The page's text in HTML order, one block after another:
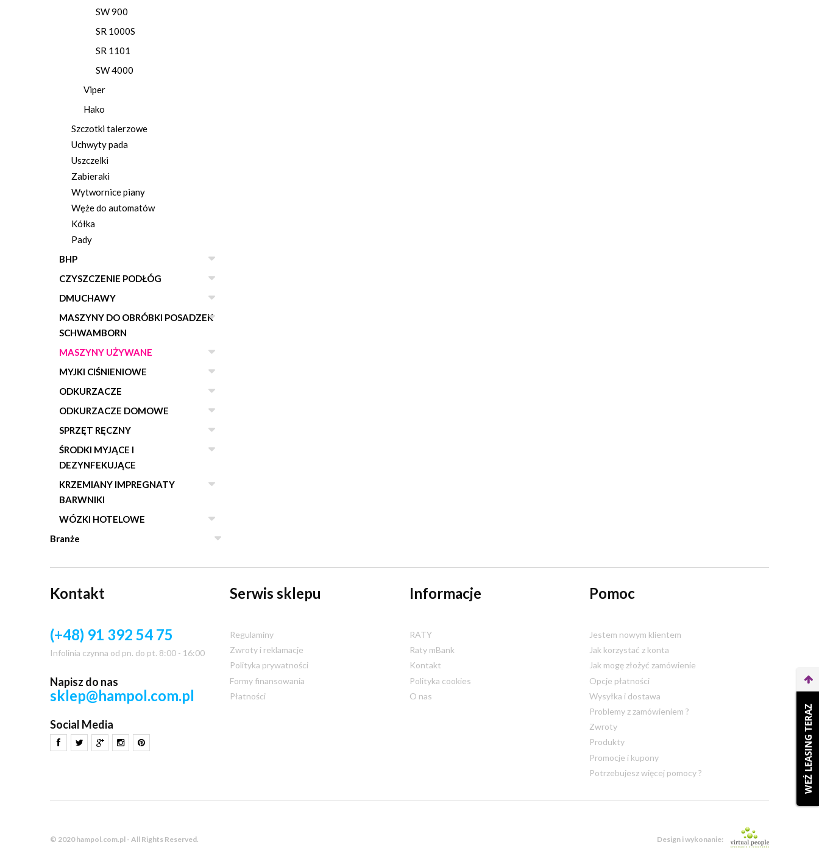
SW 900
SR 1000S
SR 1101
SW 4000
Viper
Hako
Szczotki talerzowe
Uchwyty pada
Uszczelki
Zabieraki
Wytwornice piany
Węże do automatów
Kółka
Pady
BHP
CZYSZCZENIE PODŁÓG
DMUCHAWY
MASZYNY DO OBRÓBKI POSADZEK
SCHWAMBORN
MASZYNY UŻYWANE
MYJKI CIŚNIENIOWE
ODKURZACZE
ODKURZACZE DOMOWE
SPRZĘT RĘCZNY
ŚRODKI MYJĄCE I
DEZYNFEKUJĄCE
KRZEMIANY IMPREGNATY
BARWNIKI
WÓZKI HOTELOWE
Branże
Kontakt
(+48) 91 392 54 75
Infolinia czynna od pn. do pt. 8:00 - 16:00
Napisz do nas
sklep@hampol.com.pl
Social Media
Serwis sklepu
Regulaminy
Zwroty i reklamacje
Polityka prywatności
Formy finansowania
Płatności
Informacje
RATY
Raty mBank
Kontakt
Polityka cookies
O nas
Pomoc
Jestem nowym klientem
Jak korzystać z konta
Jak mogę złożyć zamówienie
Opcje płatności
Wysyłka i dostawa
Problemy z zamówieniem ?
Zwroty
Produkty
Promocje i kupony
Potrzebujesz więcej pomocy ?
© 2020 hampol.com.pl - All Rights Reserved. Design i wykonanie:
WEŹ LEASING TERAZ